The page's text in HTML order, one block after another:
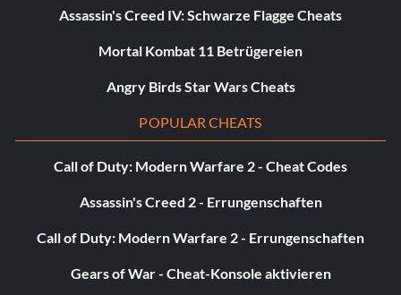
Assassin's Creed IV: Schwarze Flagge Cheats
Mortal Kombat 11 Betrügereien
Angry Birds Star Wars Cheats
POPULAR CHEATS
Call of Duty: Modern Warfare 2 - Cheat Codes
Assassin's Creed 2 - Errungenschaften
Call of Duty: Modern Warfare 2 - Errungenschaften
Gears of War - Cheat-Konsole aktivieren